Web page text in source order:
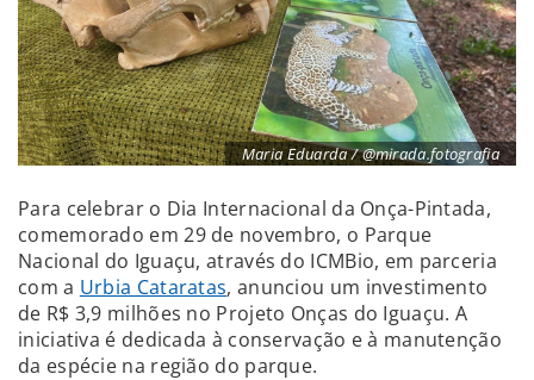
Maria Eduarda / @mirada.fotografia
Para celebrar o Dia Internacional da Onça-Pintada,
comemorado em 29 de novembro, o Parque
Nacional do Iguaçu, através do ICMBio, em parceria
com a Urbia Cataratas, anunciou um investimento
de R$ 3,9 milhões no Projeto Onças do Iguaçu. A
iniciativa é dedicada à conservação e à manutenção
da espécie na região do parque.